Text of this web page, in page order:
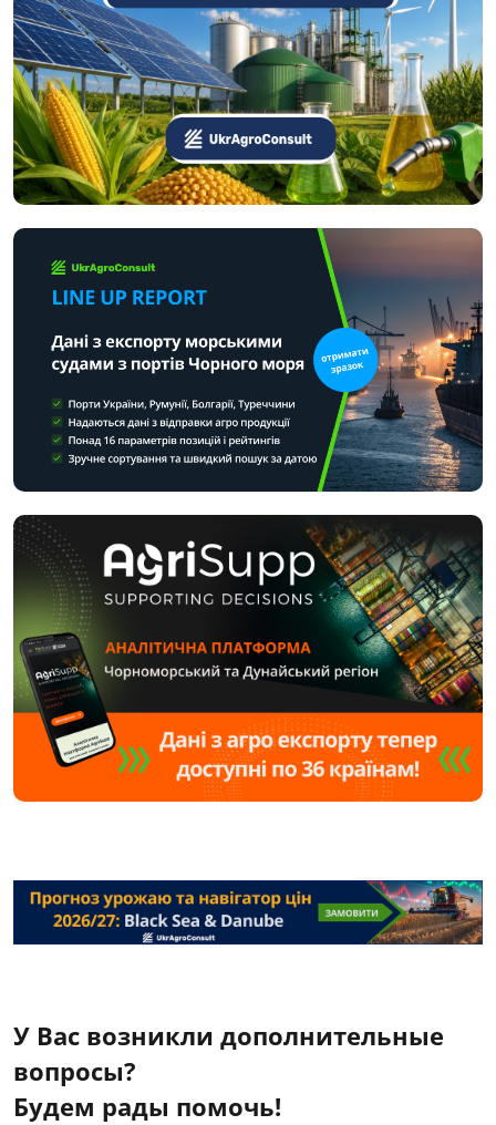
У Вас возникли дополнительные
вопросы?
Будем рады помочь!